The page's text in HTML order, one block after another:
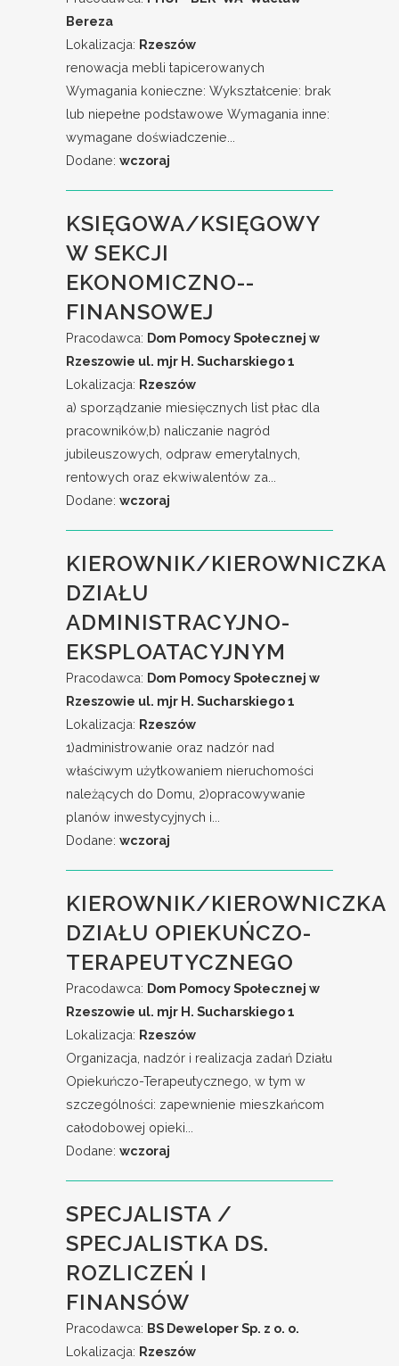
Bereza
Lokalizacja: Rzeszów
renowacja mebli tapicerowanych
Wymagania konieczne: Wykształcenie: brak
lub niepełne podstawowe Wymagania inne:
wymagane doświadczenie...
Dodane: wczoraj
KSIĘGOWA/KSIĘGOWY
W SEKCJI
EKONOMICZNO--
FINANSOWEJ
Pracodawca: Dom Pomocy Społecznej w
Rzeszowie ul. mjr H. Sucharskiego 1
Lokalizacja: Rzeszów
a) sporządzanie miesięcznych list płac dla
pracowników,b) naliczanie nagród
jubileuszowych, odpraw emerytalnych,
rentowych oraz ekwiwalentów za...
Dodane: wczoraj
KIEROWNIK/KIEROWNICZKA
DZIAŁU
ADMINISTRACYJNO-
EKSPLOATACYJNYM
Pracodawca: Dom Pomocy Społecznej w
Rzeszowie ul. mjr H. Sucharskiego 1
Lokalizacja: Rzeszów
1)administrowanie oraz nadzór nad
właściwym użytkowaniem nieruchomości
należących do Domu, 2)opracowywanie
planów inwestycyjnych i...
Dodane: wczoraj
KIEROWNIK/KIEROWNICZKA
DZIAŁU OPIEKUŃCZO-
TERAPEUTYCZNEGO
Pracodawca: Dom Pomocy Społecznej w
Rzeszowie ul. mjr H. Sucharskiego 1
Lokalizacja: Rzeszów
Organizacja, nadzór i realizacja zadań Działu
Opiekuńczo-Terapeutycznego, w tym w
szczególności: zapewnienie mieszkańcom
całodobowej opieki...
Dodane: wczoraj
SPECJALISTA /
SPECJALISTKA DS.
ROZLICZEŃ I
FINANSÓW
Pracodawca: BS Deweloper Sp. z o. o.
Lokalizacja: Rzeszów